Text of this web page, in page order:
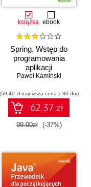
książka ebook
Spring. Wstęp do
programowania
aplikacji
Paweł Kamiński
zł najniższa cena z 30 dni)
62.37 zł
99.00zł (-37%)